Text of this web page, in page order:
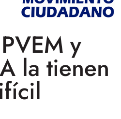
y
la tienen